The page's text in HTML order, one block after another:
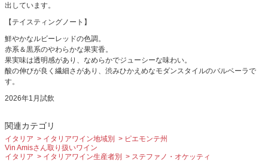
出しています。
【テイスティングノート】
鮮やかなルビーレッドの色調。
赤系＆黒系のやわらかな果実香。
果実味は透明感があり、なめらかでジューシーな味わい。
酸の伸びが良く繊細さがあり、渋みひかえめなモダンスタイルのバルベーラで
す。
2026年1月試飲
関連カテゴリ
イタリア イタリアワイン地域別
ピエモンテ州
Vin Amisさん取り扱いワイン
イタリア
イタリアワイン生産者別 ステファノ・オケッティ